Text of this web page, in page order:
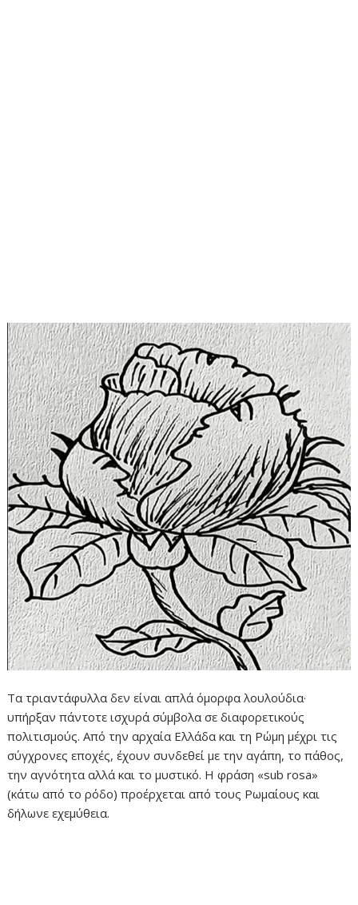
Τα τριαντάφυλλα δεν είναι απλά όμορφα λουλούδια·
υπήρξαν πάντοτε ισχυρά σύμβολα σε διαφορετικούς
πολιτισμούς. Από την αρχαία Ελλάδα και τη Ρώμη μέχρι τις
σύγχρονες εποχές, έχουν συνδεθεί με την αγάπη, το πάθος,
την αγνότητα αλλά και το μυστικό. Η φράση «sub rosa»
(κάτω από το ρόδο) προέρχεται από τους Ρωμαίους και
δήλωνε εχεμύθεια.